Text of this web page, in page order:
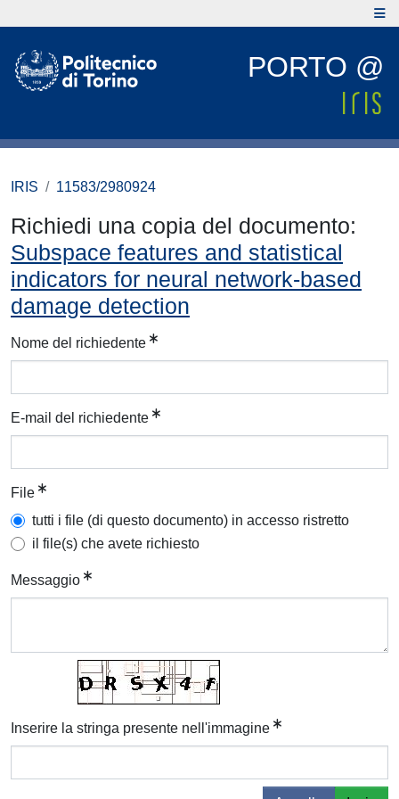
PORTO @
IRIS 11583/2980924
Richiedi una copia del documento:
Subspace features and statistical
indicators for neural network-based
damage detection
Nome del richiedente
E-mail del richiedente
File
tutti i file (di questo documento) in accesso ristretto
il file(s) che avete richiesto
Messaggio
Inserire la stringa presente nell'immagine